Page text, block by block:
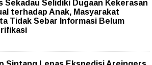
Sekadau Selidiki Dugaan Kekerasan
terhadap Anak, Masyarakat
Tidak Sebar Informasi Belum